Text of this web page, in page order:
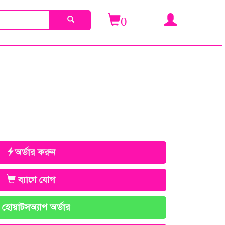
0
অর্ডার করুন
ব্যাগে যোগ
অর্ডার